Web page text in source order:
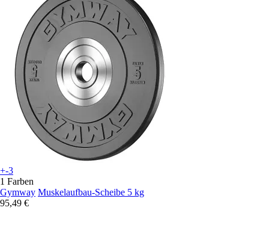
+-3
1 Farben
Gymway Muskelaufbau-Scheibe 5 kg
95,49 €